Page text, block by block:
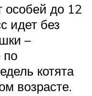
особей до 12
идет без
–
котята
возрасте.